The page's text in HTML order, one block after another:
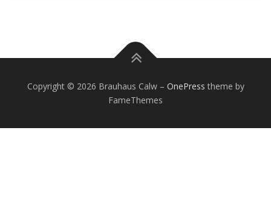
Copyright © 2026 Brauhaus Calw– OnePress theme by
FameThemes